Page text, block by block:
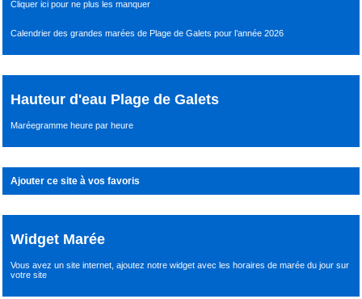
Cliquer ici pour ne plus les manquer
Calendrier des grandes marées de Plage de Galets pour l’année 2026
Hauteur d'eau Plage de Galets
Maréegramme heure par heure
Ajouter ce site à vos favoris
Widget Marée
Vous avez un site internet,ajoutez notre widget avec les horaires de marée du joursur
votre site